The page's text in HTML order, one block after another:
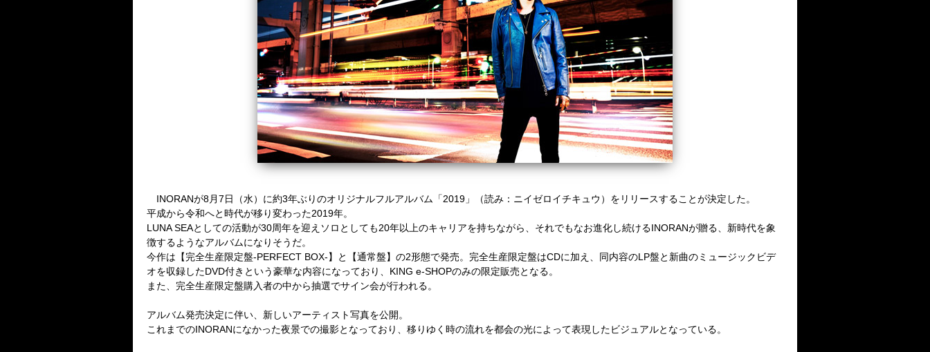
INORANが8月7日（水）に約3年ぶりのオリジナルフルアルバム「2019」（読み：ニイゼロイチキュウ）をリリースすることが決定した。
平成から令和へと時代が移り変わった2019年。
LUNA SEAとしての活動が30周年を迎えソロとしても20年以上のキャリアを持ちながら、それでもなお進化し続けるINORANが贈る、新時代を象
徴するようなアルバムになりそうだ。
今作は【完全生産限定盤-PERFECT BOX-】と【通常盤】の2形態で発売。完全生産限定盤はCDに加え、同内容のLP盤と新曲のミュージックビデ
オを収録したDVD付きという豪華な内容になっており、KING e-SHOPのみの限定販売となる。
また、完全生産限定盤購入者の中から抽選でサイン会が行われる。
アルバム発売決定に伴い、新しいアーティスト写真を公開。
これまでのINORANになかった夜景での撮影となっており、移りゆく時の流れを都会の光によって表現したビジュアルとなっている。